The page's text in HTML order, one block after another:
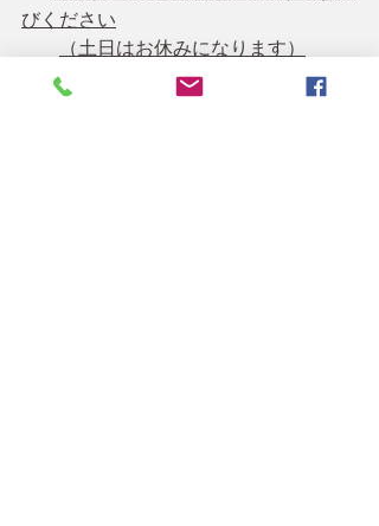
びください
（土日はお休みになります）
※状況により、レッスン期間を変更す
る場合がございます。